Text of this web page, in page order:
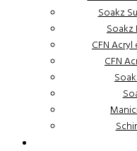
Soakz
Soakz
CFN Acryl
CFN